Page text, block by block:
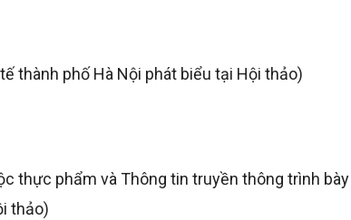
thành phố Hà Nội phát biểu tại Hội thảo)
thực phẩm và Thông tin truyền thông trình
thảo)